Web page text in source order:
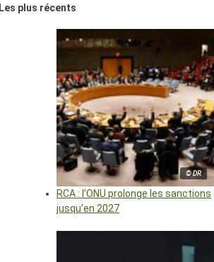
Les plus récents
© DR
RCA : l’ONU prolonge les sanctions
jusqu’en 2027